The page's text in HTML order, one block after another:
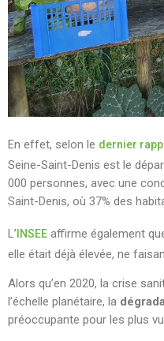
En effet, selon le dernier
Seine-Saint-Denis est le
000 personnes, avec une
Saint-Denis, où 37% des
L’ INSEE affirme également
elle était déjà élevée, ne
Alors qu’en 2020, la crise
l’échelle planétaire, la
préoccupante pour les plus